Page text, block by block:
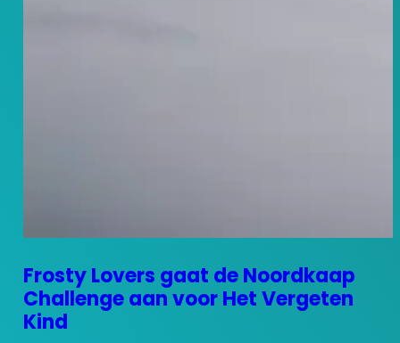
Frosty Lovers gaat de Noordkaap
Challenge aan voor Het Vergeten
Kind